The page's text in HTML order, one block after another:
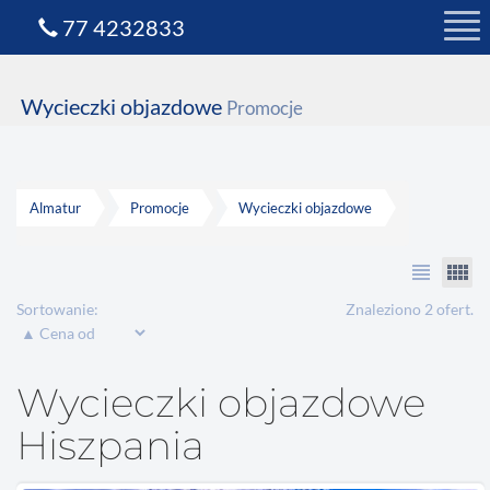
Wycieczki objazdowe Promocje
Almatur Promocje Wycieczki objazdowe
view_headline view_comfy
Sortowanie: Znaleziono 2 ofert.
Wycieczki objazdowe
Hiszpania
77 4232833